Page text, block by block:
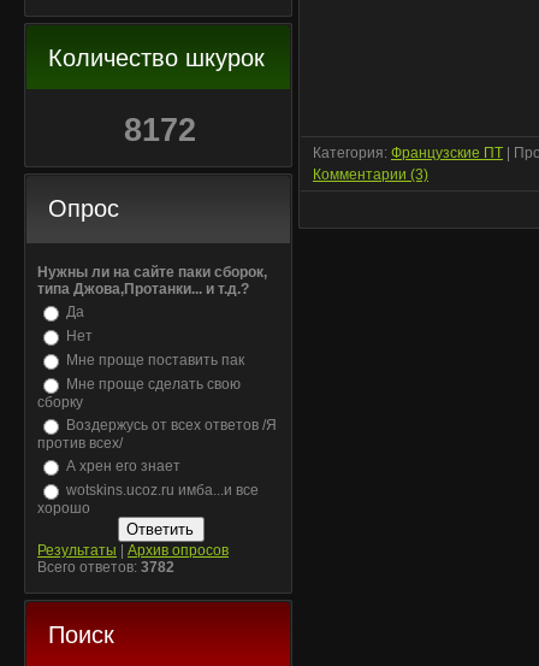
Количество шкурок
8172
Опрос
Нужны ли на сайте паки сборок,
типа Джова,Протанки... и т.д.?
Да
Нет
Мне проще поставить пак
Мне проще сделать свою
сборку
Воздержусь от всех ответов /Я
против всех/
А хрен его знает
wotskins.ucoz.ru имба...и все
хорошо
Результаты
Архив опросов
Всего ответов: 3782
Поиск
Категория: Французские ПТ |
Комментарии (3)